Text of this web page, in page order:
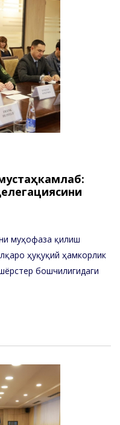
муҳофаза қилиш
ҳуқуқий ҳамкорлик
бошчилигидаги